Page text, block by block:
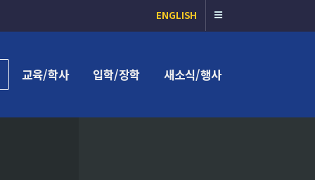
ENGLISH
교육/학사 입학/장학 새소식/행사